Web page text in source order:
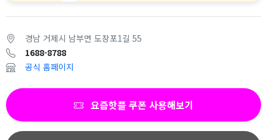
경남 거제시 남부면 도장포1길 55
1688-8788
공식 홈페이지
요즘핫플 쿠폰 사용해보기